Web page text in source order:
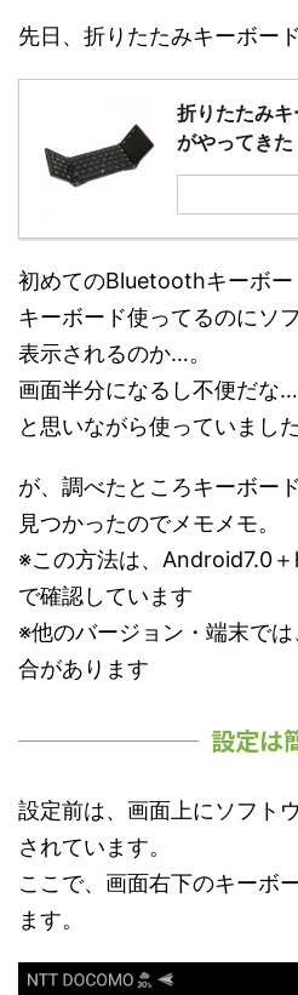
先日、折りたたみキーボー
折りたたみ
がやってきた
初めてのBluetoothキーボー
キーボード使ってるのにソ
表示されるのか…。
画面半分になるし不便だな…
と思いながら使っていました
が、調べたところキーボー
見つかったのでメモメモ。
※この方法は、Android7.0
で確認しています
※他のバージョン・端末で
合があります
設定は
設定前は、画面上にソフト
されています。
ここで、画面右下のキーボ
ます。